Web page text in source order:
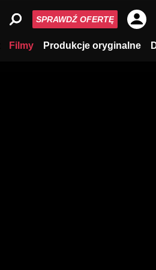
Filmy Produkcje oryginalne
SPRAWDŹ OFERTĘ